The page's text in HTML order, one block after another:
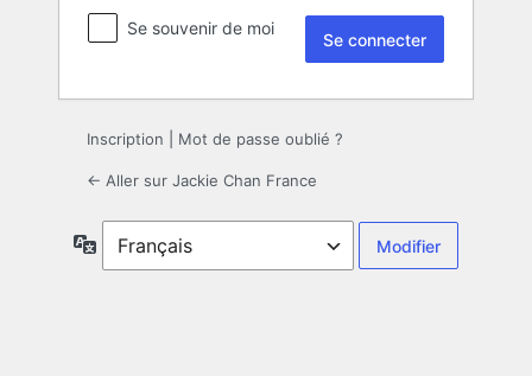
Se souvenir de moi
Inscription Mot de passe oublié ?
← Aller sur Jackie Chan France
Langue